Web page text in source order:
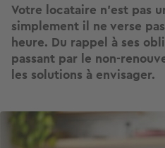
Votre locataire n’est pas
simplement il ne verse
heure. Du rappel à ses
passant par le non-
les solutions à envisager.
Image